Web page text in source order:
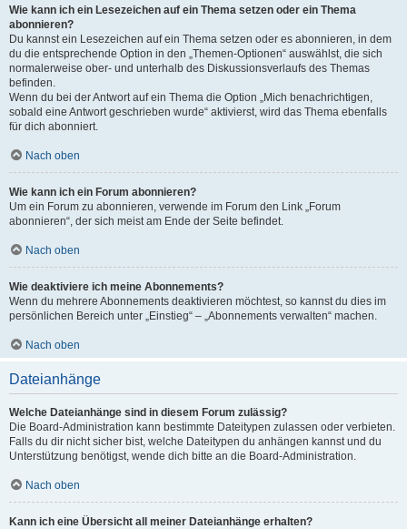
Wie kann ich ein Lesezeichen auf ein Thema setzen oder ein Thema
abonnieren?
Du kannst ein Lesezeichen auf ein Thema setzen oder es abonnieren, in dem
du die entsprechende Option in den „Themen-Optionen“ auswählst, die sich
normalerweise ober- und unterhalb des Diskussionsverlaufs des Themas
befinden.
Wenn du bei der Antwort auf ein Thema die Option „Mich benachrichtigen,
sobald eine Antwort geschrieben wurde“ aktivierst, wird das Thema ebenfalls
für dich abonniert.
Nach oben
Wie kann ich ein Forum abonnieren?
Um ein Forum zu abonnieren, verwende im Forum den Link „Forum
abonnieren“, der sich meist am Ende der Seite befindet.
Nach oben
Wie deaktiviere ich meine Abonnements?
Wenn du mehrere Abonnements deaktivieren möchtest, so kannst du dies im
persönlichen Bereich unter „Einstieg“ – „Abonnements verwalten“ machen.
Nach oben
Dateianhänge
Welche Dateianhänge sind in diesem Forum zulässig?
Die Board-Administration kann bestimmte Dateitypen zulassen oder verbieten.
Falls du dir nicht sicher bist, welche Dateitypen du anhängen kannst und du
Unterstützung benötigst, wende dich bitte an die Board-Administration.
Nach oben
Kann ich eine Übersicht all meiner Dateianhänge erhalten?